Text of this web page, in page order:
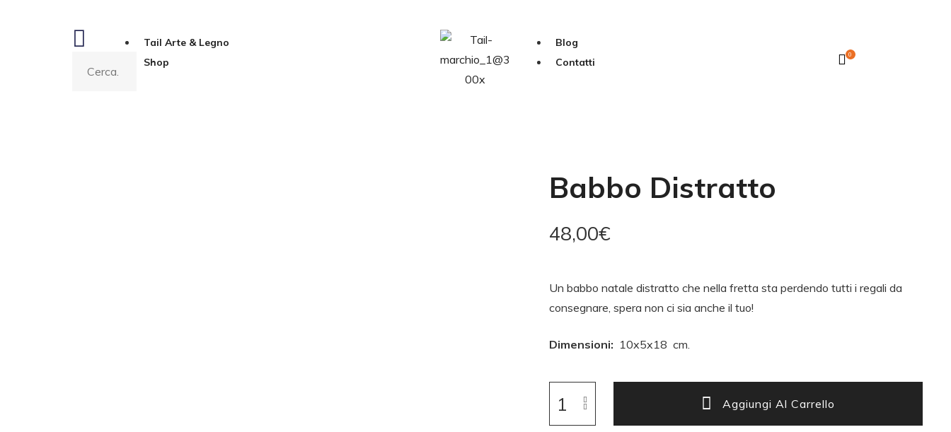
Tail Arte & Legno
Shop
Blog
Contatti
0
Babbo Distratto
48,00€
Un babbo natale distratto che nella fretta sta perdendo tutti i regali da
consegnare, spera non ci sia anche il tuo!
Dimensioni: 10x5x18 cm.
Aggiungi Al Carrello